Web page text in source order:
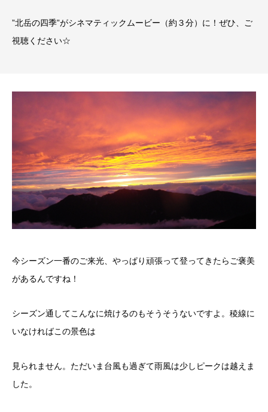
”北岳の四季”がシネマティックムービー（約３分）に！ぜひ、ご
視聴ください☆
今シーズン一番のご来光、やっぱり頑張って登ってきたらご褒美
があるんですね！
シーズン通してこんなに焼けるのもそうそうないですよ。稜線に
いなければこの景色は
見られません。ただいま台風も過ぎて雨風は少しピークは越えま
した。